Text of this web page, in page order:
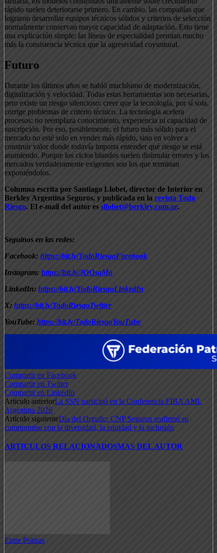
rápido suelen deteriorarse primero. En cambio, las compañías que
lograron desarrollar equipos técnicos sólidos y criterios de selección
normalmente conservan mayor capacidad de adaptación. Esto tiene
una explicación simple: las líneas de especialidad premian mucho
más la consistencia técnica que la agresividad coyuntural.
Futuro
Durante los últimos años se habló muchísimo de modernización,
digitalización y velocidad. Todas estas herramientas son necesarias,
pero existe un riesgo silencioso: creer que la tecnología, por sí sola,
corrige problemas de criterio técnico. La tecnología acelera
procesos: no reemplaza conocimiento, experiencia ni capacidad de
suscripción. Por eso, posiblemente, el futuro más sólido para el
mercado no esté solo en vender más rápido, sino en volver a
construir valor donde todavía importa entender qué riesgo se está
asumiendo. Porque los ciclos blandos suelen disimular errores y los
mercados verdaderamente exigentes son los que terminan
exponiéndolos.
Columna escrita por Santiago Llobet, director de Interior en
Berkley Argentina Seguros, y publicada en la revista Todo
Riesgo. El e-mail del autor es sllobet@berkley.com.ar.
Seguinos en las redes:
Facebook: https://bit.ly/TodoRiesgoFacebook
Instagram: https://bit.ly/3OOsqMo
LinkedIn: https://bit.ly/TodoRiesgoLinkedIn
X: https://bit.ly/TodoRiesgoTwitter
YouTube: https://bit.ly/TodoRiesgoYouTube
Compartir en Facebook
Compartir en Twitter
Compartir en LinkedIn
Artículo anteriorLa SSN participó en la Conferencia FIBA AML
Argentina 2026
Artículo siguienteDía del Orgullo: CNP Seguros reafirmó su
compromiso con la diversidad, la equidad y la inclusión
ARTICULOS RELACIONADOSMAS DEL AUTOR
Entre Polizas